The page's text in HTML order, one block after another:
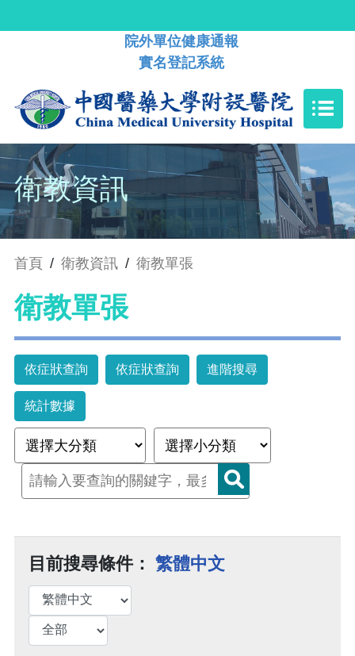
院外單位健康通報
實名登記系統
衛教資訊
首頁 / 衛教資訊 / 衛教單張
衛教單張
依症狀查詢 依症狀查詢 進階搜尋
統計數據
目前搜尋條件： 繁體中文